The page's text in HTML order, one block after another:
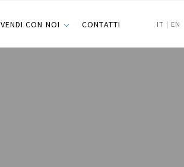
VENDI CON NOI CONTATTI IT | EN